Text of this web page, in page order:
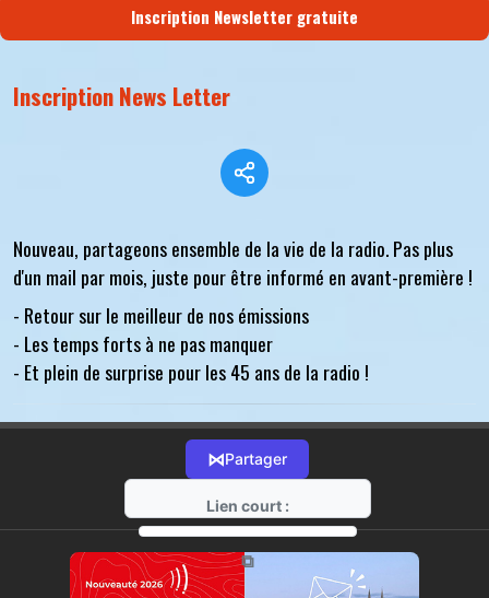
Inscription Newsletter gratuite
Inscription News Letter
Nouveau, partageons ensemble de la vie de la radio. Pas plus
d'un mail par mois, juste pour être informé en avant-première !
- Retour sur le meilleur de nos émissions
- Les temps forts à ne pas manquer
- Et plein de surprise pour les 45 ans de la radio !
⋈Partager
Lien court :
https://radio-g.fr?r517
⧉